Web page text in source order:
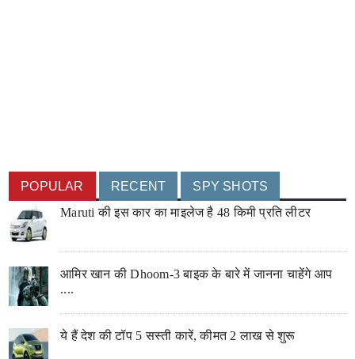
POPULAR RECENT
SPY SHOTS
Maruti की इस कार का माइलेज है 48 किमी प्रति लीटर
आमिर खान की Dhoom-3 बाइक के बारे में जानना चाहेंगे आप
....
ये हैं देश की टॉप 5 सस्ती कारें, कीमत 2 लाख से शुरू